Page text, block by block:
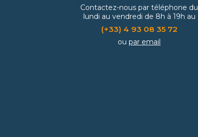
Contactez-nous par téléphone du
lundi au vendredi de 8h à 19h au
(+33) 4 93 08 35 72
ou par email